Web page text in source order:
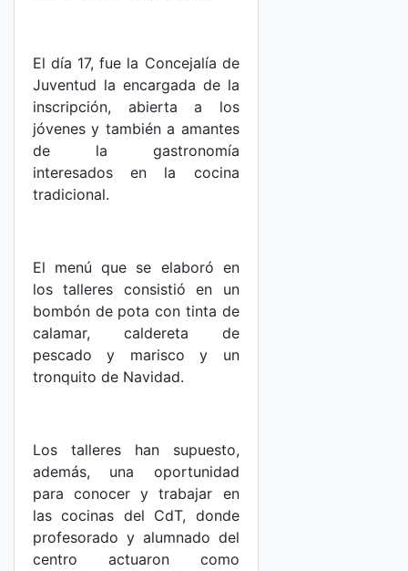
El día 17, fue la Concejalía de
Juventud la encargada de la
inscripción, abierta a los
jóvenes y también a amantes
de la gastronomía
interesados en la cocina
tradicional.
El menú que se elaboró en
los talleres consistió en un
bombón de pota con tinta de
calamar, caldereta de
pescado y marisco y un
tronquito de Navidad.
Los talleres han supuesto,
además, una oportunidad
para conocer y trabajar en
las cocinas del CdT, donde
profesorado y alumnado del
centro actuaron como